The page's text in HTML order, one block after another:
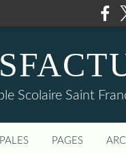
Scolaire Saint
PAGES